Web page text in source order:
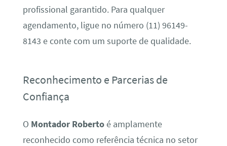
profissional garantido. Para qualquer
agendamento, ligue no número (11) 96149-
8143 e conte com um suporte de qualidade.
Reconhecimento e Parcerias de
Confiança
O Montador Robertoé amplamente
reconhecido como referência técnica no setor